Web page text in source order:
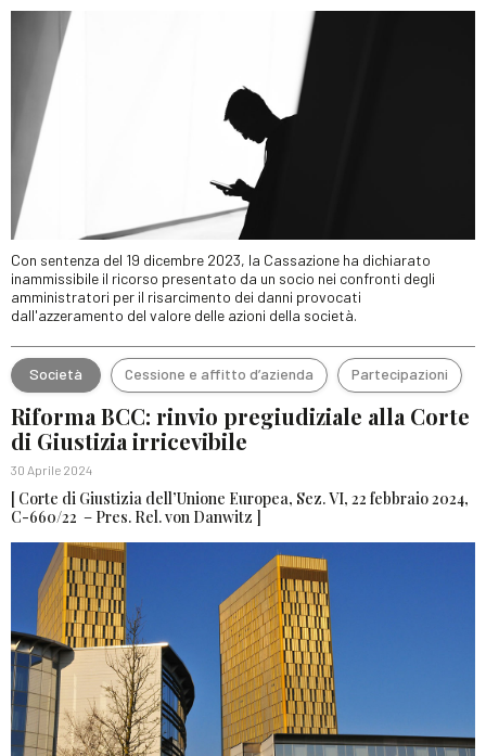
Con sentenza del 19 dicembre 2023, la Cassazione ha dichiarato
inammissibile il ricorso presentato da un socio nei confronti degli
amministratori per il risarcimento dei danni provocati
dall'azzeramento del valore delle azioni della società.
Società Cessione e affitto d’azienda Partecipazioni
Riforma BCC: rinvio pregiudiziale alla Corte
di Giustizia irricevibile
30 Aprile 2024
[ Corte di Giustizia dell’Unione Europea, Sez. VI, 22 febbraio 2024,
C-660/22 – Pres. Rel. von Danwitz ]